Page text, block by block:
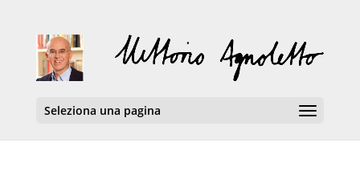
Seleziona una pagina